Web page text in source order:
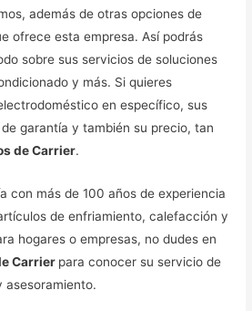
además de otras opciones de
ofrece esta empresa. Así podrás
sobre sus servicios de soluciones
y más. Si quieres
en específico, sus
garantía y también su precio, tan
de Carrier.
con más de 100 años de experiencia
de enfriamiento, calefacción y
hogares o empresas, no dudes en
Carrier para conocer su servicio de
asesoramiento.